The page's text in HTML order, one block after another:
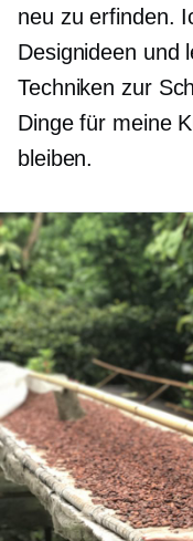
neu zu erfinden.
Designideen und
Techniken zur
Dinge für meine
bleiben.